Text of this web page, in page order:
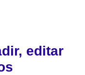
editar